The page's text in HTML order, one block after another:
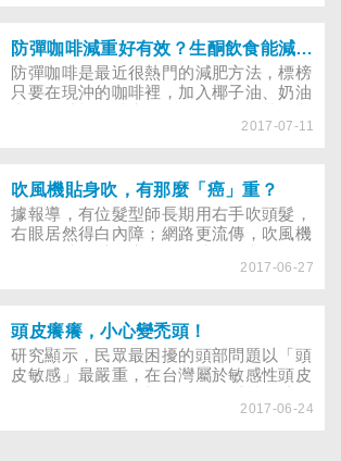
炎，慘遭「截趾」命運。
風。而在事事講求實證且一絲不苟的醫學
領域中，正流行一股充滿中國味兒的針灸
風潮。
防彈咖啡減重好有效？生酮飲食能減肥又抗癌？破解生酮飲食，讓你減肥不傷身！
防彈咖啡是最近很熱門的減肥方法，標榜
只要在現沖的咖啡裡，加入椰子油、奶油
況下，身體只能燃脂，因為油脂是營養素
效果。這個減肥原理來自生酮飲食法，宣
稱除了可以瘦身，對抗癌也很有幫助，甚
至可作為運動人士的能量補充配方，防彈
咖啡真的這麼神奇嗎？
2017-07-11
吹風機貼身吹，有那麼「癌」重？
據報導，有位髮型師長期用右手吹頭髮，
右眼居然得白內障；網路更流傳，吹風機
的家庭小幫手，成了危害健康的隱形殺
吹風機，才能兼顧美麗和健康，5大吹風
機迷思你不可不知。
2017-06-27
頭皮癢癢，小心變禿頭！
研究顯示，民眾最困擾的頭部問題以「頭
皮敏感」最嚴重，在台灣屬於敏感性頭皮
人易導致頭皮發炎，嚴重時還可能造成禿
2017-06-24